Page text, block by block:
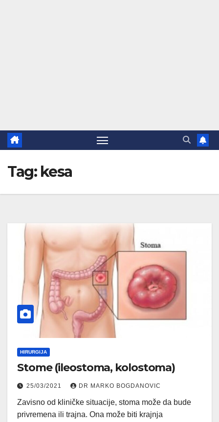
Tag: kesa
HIRURGIJA
Stome (ileostoma, kolostoma)
25/03/2021 DR MARKO BOGDANOVIC
Zavisno od kliničke situacije, stoma može da bude
privremena ili trajna. Ona može biti krajnja